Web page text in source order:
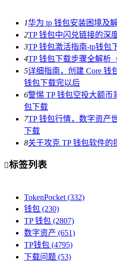
1华为 tp 钱包安装困境及
2TP 钱包中闪兑链接的深
3TP 钱包激活指南-tp钱包
4TP 钱包下载步骤全解析
5详细指南，创建 Core 钱
钱包下载完以后
6警惕 TP 钱包空投大额币
包下载
7TP 钱包行情，数字资产
下载
8关于攻克 TP 钱包软件的
标签列表
TokenPocket (332)
钱包 (230)
TP 钱包 (2807)
数字资产 (651)
TP钱包 (4795)
下载问题 (53)